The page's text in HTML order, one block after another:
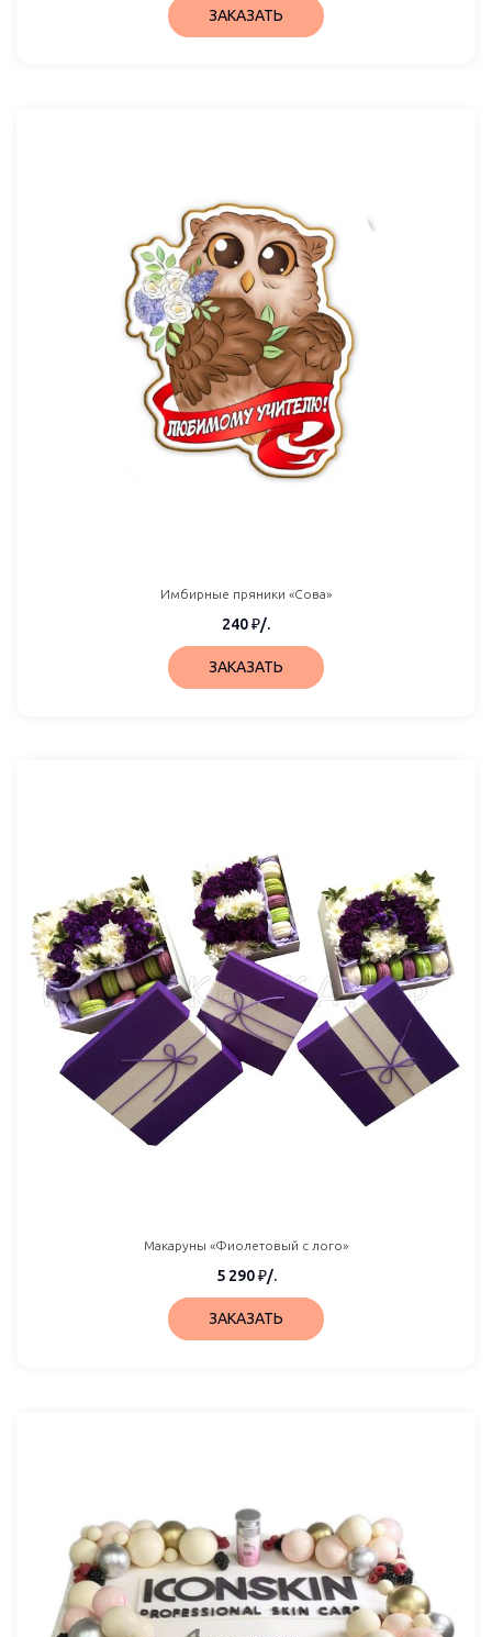
ЗАКАЗАТЬ
Имбирные пряники «Сова»
240₽/.
ЗАКАЗАТЬ
Макаруны «Фиолетовый с лого»
5 290₽/.
ЗАКАЗАТЬ